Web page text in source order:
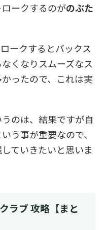
ークするのがのぶた
ークするとバックス
くなりスムーズなス
ったので、これは実
のは、結果ですが自
う事が重要なので、
ていきたいと思いま
ラブ 攻略【まと